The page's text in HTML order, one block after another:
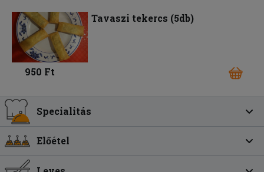
Tavaszi tekercs (5db)
950 Ft
Specialitás
Előétel